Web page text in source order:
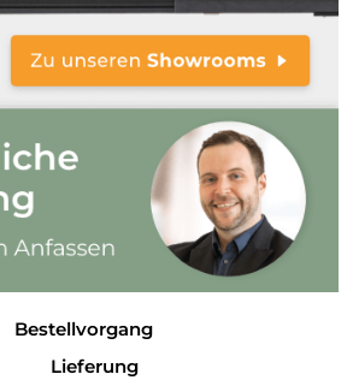
Bestellvorgang
Lieferung